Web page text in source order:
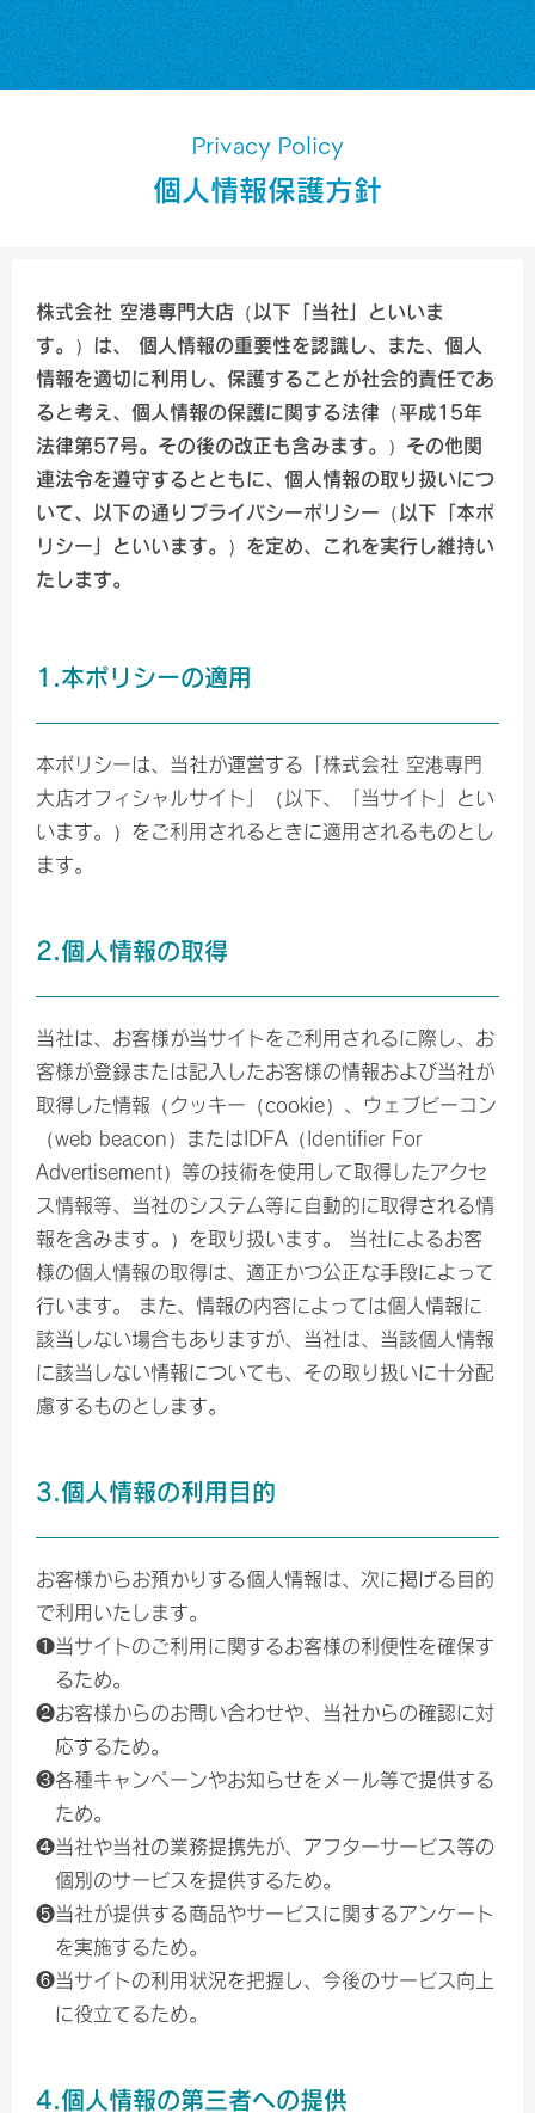
Privacy Policy
個人情報保護方針
株式会社 空港専門大店（以下「当社」といいま
す。）は、 個人情報の重要性を認識し、また、個人
情報を適切に利用し、保護することが社会的責任であ
ると考え、個人情報の保護に関する法律（平成15年
法律第57号。その後の改正も含みます。）その他関
連法令を遵守するとともに、個人情報の取り扱いにつ
いて、以下の通りプライバシーポリシー（以下「本ポ
リシー」といいます。）を定め、これを実行し維持い
たします。
1.本ポリシーの適用
本ポリシーは、当社が運営する「株式会社 空港専門
大店オフィシャルサイト」（以下、「当サイト」とい
います。）をご利用されるときに適用されるものとし
ます。
2.個人情報の取得
当社は、お客様が当サイトをご利用されるに際し、お
客様が登録または記入したお客様の情報および当社が
取得した情報（クッキー（cookie）、ウェブビーコン
（web beacon）またはIDFA（Identifier For
Advertisement）等の技術を使用して取得したアクセ
ス情報等、当社のシステム等に自動的に取得される情
報を含みます。）を取り扱います。 当社によるお客
様の個人情報の取得は、適正かつ公正な手段によって
行います。 また、情報の内容によっては個人情報に
該当しない場合もありますが、当社は、当該個人情報
に該当しない情報についても、その取り扱いに十分配
慮するものとします。
3.個人情報の利用目的
お客様からお預かりする個人情報は、次に掲げる目的
で利用いたします。
❶当サイトのご利用に関するお客様の利便性を確保す
るため。
❷お客様からのお問い合わせや、当社からの確認に対
応するため。
❸各種キャンペーンやお知らせをメール等で提供する
ため。
❹当社や当社の業務提携先が、アフターサービス等の
個別のサービスを提供するため。
❺当社が提供する商品やサービスに関するアンケート
を実施するため。
❻当サイトの利用状況を把握し、今後のサービス向上
に役立てるため。
4.個人情報の第三者への提供